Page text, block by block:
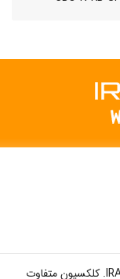
فروشگاه ساعت ایراتک © 2026 IRATECH WATCH. کلکسیون متفاوت